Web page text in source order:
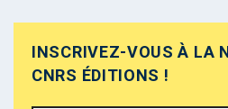
INSCRIVEZ-VOUS À LA
CNRS ÉDITIONS !